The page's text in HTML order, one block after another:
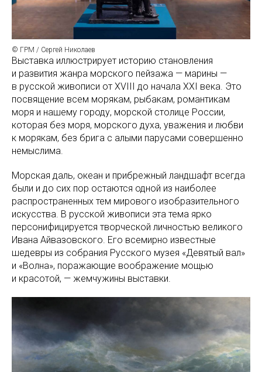
© ГРМ / Сергей Николаев
Выставка иллюстрирует историю становления
и развития жанра морского пейзажа — марины —
в русской живописи от XVIII до начала XXI века. Это
посвящение всем морякам, рыбакам, романтикам
моря и нашему городу, морской столице России,
которая без моря, морского духа, уважения и любви
к морякам, без брига с алыми парусами совершенно
немыслима.
Морская даль, океан и прибрежный ландшафт всегда
были и до сих пор остаются одной из наиболее
распространенных тем мирового изобразительного
искусства. В русской живописи эта тема ярко
персонифицируется творческой личностью великого
Ивана Айвазовского. Его всемирно известные
шедевры из собрания Русского музея «Девятый вал»
и «Волна», поражающие воображение мощью
и красотой, — жемчужины выставки.